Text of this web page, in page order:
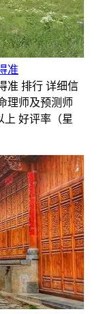
准
准 排行 详细信
理师及预测师
上 好评率（星